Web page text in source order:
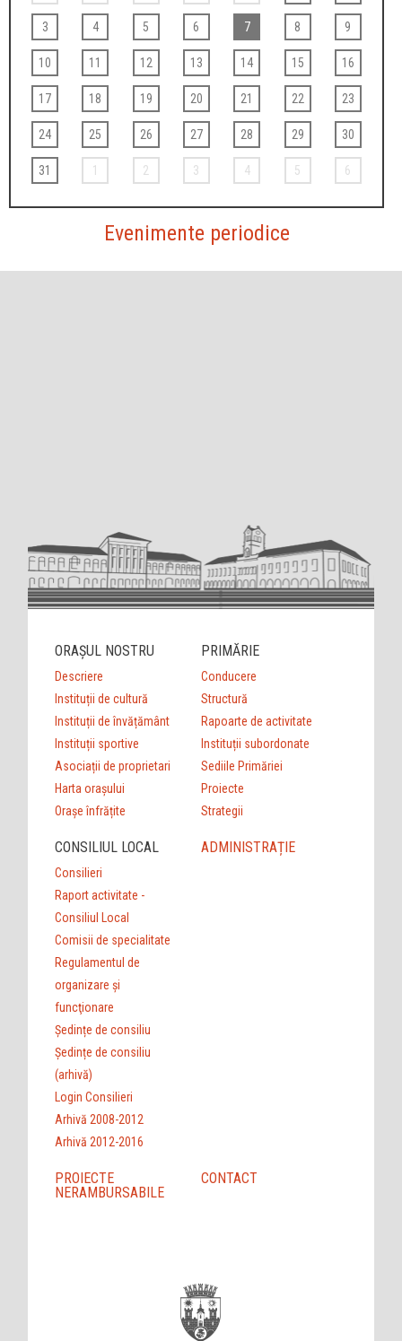
3 4 5 6 7 8 9
10 11 12 13 14 15 16
17 18 19 20 21 22 23
24 25 26 27 28 29 30
31 1 2 3 4 5 6
Evenimente periodice
ORAȘUL NOSTRU
Descriere
Instituții de cultură
Instituții de învățământ
Instituții sportive
Asociații de proprietari
Harta orașului
Orașe înfrățite
PRIMĂRIE
Conducere
Structură
Rapoarte de activitate
Instituții subordonate
Sediile Primăriei
Proiecte
Strategii
CONSILIUL LOCAL
Consilieri
Raport activitate -
Consiliul Local
Comisii de specialitate
Regulamentul de
organizare şi
funcţionare
Ședințe de consiliu
Ședințe de consiliu
(arhivă)
Login Consilieri
Arhivă 2008-2012
Arhivă 2012-2016
ADMINISTRAȚIE
PROIECTE
NERAMBURSABILE
CONTACT